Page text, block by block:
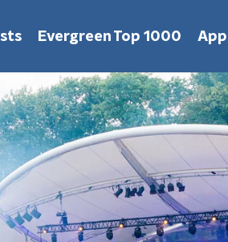
Evergreen Top 1000 App